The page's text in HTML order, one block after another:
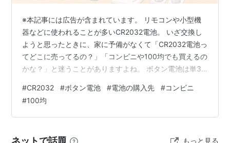
※本記事には広告が含まれています。 リモコンや小型機
器などに使われることが多いCR2032電池。 いざ交換し
ようと思ったときに、家に予備がなくて「CR2032電池っ
てどこに売ってるの？」「コンビニや100均でも買えるの
かな？」と迷うことがありますよね。 ボタン電池は単3
るので、普段あまり買わない方だと、売り場がわかりに
くいかもしれません。 結論からいうと、CR2032電池は
コンビニ・100均・家電量販店・ホームセンター・ドラッ
#CR2032 #ボタン電池 #電池の購入先 #コンビニ
#100均
ネットで話題 もっと見る